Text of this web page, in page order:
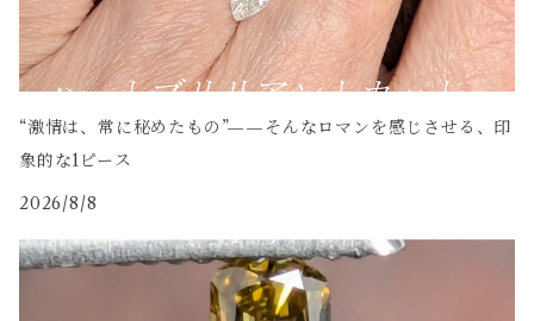
“激情は、常に秘めたもの”——そんなロマンを感じさせる、印
象的な1ピース
2026/8/8